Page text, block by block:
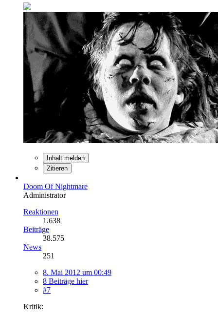
Inhalt melden
Zitieren
Doom Of Nightmare
Administrator
Reaktionen
1.638
Beiträge
38.575
News
251
8. Mai 2012 um 00:49
8 Beiträge hier
#7
Kritik: